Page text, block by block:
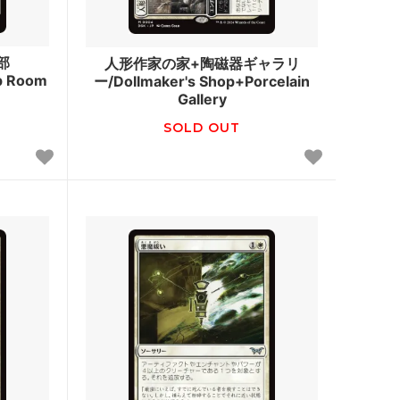
カルロフ邸殺人事件 ブースター・ファン
エルドレインの森
兄弟戦争 ブースター・ファン
団結のドミナリア ブースター・ファン
神河：輝ける世界 ブースター・ファン
イニストラード：真夜中の狩り ブースタ
ー・ファン
Room
人形作家の家+陶磁器ギャラリ
ー/Dollmaker's Shop+Porcelain
Gallery
SOLD OUT